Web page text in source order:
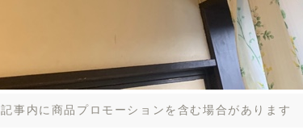
記事内に商品プロモーションを含む場合があります